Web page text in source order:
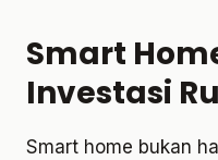
Smart
Investasi
Smart home bukan